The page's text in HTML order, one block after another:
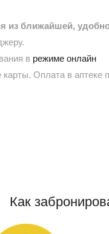
ближайшей,
в режиме онлайн
Оплата в аптеке
Как